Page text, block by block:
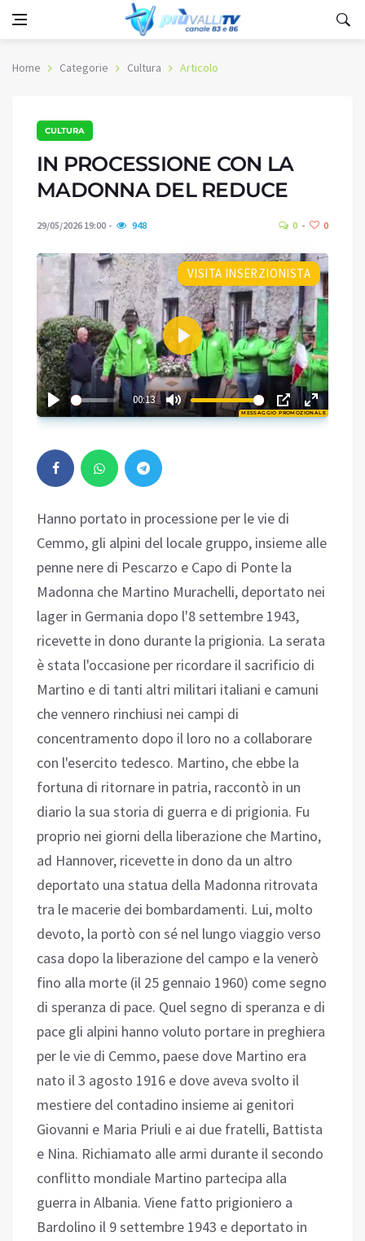
Home Categorie Cultura Articolo
CULTURA
IN PROCESSIONE CON LA
MADONNA DEL REDUCE
29/05/2026 19:00 948 0 0
MESSAGGIO PROMOZIONALE
VISITA INSERZIONISTA
00:13
Play
02:26
Hanno portato in processione per le vie di
Cemmo, gli alpini del locale gruppo, insieme alle
penne nere di Pescarzo e Capo di Ponte la
Madonna che Martino Murachelli, deportato nei
lager in Germania dopo l'8 settembre 1943,
ricevette in dono durante la prigionia. La serata
è stata l'occasione per ricordare il sacrificio di
Martino e di tanti altri militari italiani e camuni
che vennero rinchiusi nei campi di
concentramento dopo il loro no a collaborare
con l'esercito tedesco. Martino, che ebbe la
fortuna di ritornare in patria, raccontò in un
diario la sua storia di guerra e di prigionia. Fu
proprio nei giorni della liberazione che Martino,
ad Hannover, ricevette in dono da un altro
deportato una statua della Madonna ritrovata
tra le macerie dei bombardamenti. Lui, molto
devoto, la portò con sé nel lungo viaggio verso
casa dopo la liberazione del campo e la venerò
fino alla morte (il 25 gennaio 1960) come segno
di speranza di pace. Quel segno di speranza e di
pace gli alpini hanno voluto portare in preghiera
per le vie di Cemmo, paese dove Martino era
nato il 3 agosto 1916 e dove aveva svolto il
mestiere del contadino insieme ai genitori
Giovanni e Maria Priuli e ai due fratelli, Battista
e Nina. Richiamato alle armi durante il secondo
conflitto mondiale Martino partecipa alla
guerra in Albania. Viene fatto prigioniero a
Bardolino il 9 settembre 1943 e deportato in